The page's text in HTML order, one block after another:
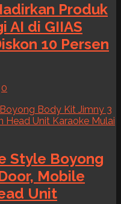
Produk
AI di GIIAS
10 Persen
0
Style Boyong
Mobile
Unit